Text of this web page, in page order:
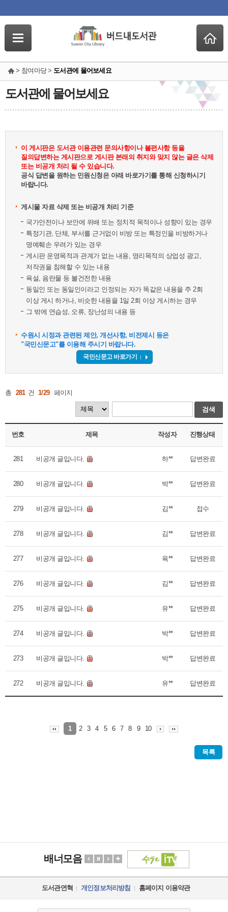
> 참여마당 > 도서관에 물어보세요
도서관에 물어보세요
이 게시판은 도서관 이용관련 문의사항이나 불편사항 등을
질의답변하는 게시판으로 게시판 본래의 취지와 맞지 않는 글은 삭제
또는 비공개 처리 될 수 있습니다.
공식 답변을 원하는 민원신청은 아래 바로가기를 통해 신청하시기
바랍니다.
게시물 자료 삭제 또는 비공개 처리 기준
국가안전이나 보안에 위배 또는 정치적 목적이나 성향이 있는 경우
특정기관, 단체, 부서를 근거없이 비방 또는 특정인을 비방하거나
명예훼손 우려가 있는 경우
게시판 운영목적과 관계가 없는 내용, 영리목적의 상업성 광고,
저작권을 침해할 수 있는 내용
욕설, 음란물 등 불건전한 내용
동일인 또는 동일인이라고 인정되는 자가 똑같은 내용을 주 2회
이상 게시 하거나, 비슷한 내용을 1일 2회 이상 게시하는 경우
그 밖에 연습성, 오류, 장난성의 내용 등
수원시 시정과 관련된 제안, 개선사항, 비전제시 등은
"국민신문고"를 이용해 주시기 바랍니다.
국민신문고 바로가기
총 281 건 1/29 페이지
검색
번호 제목 작성자 진행상태
281 비공개 글입니다. 하** 답변완료
280 비공개 글입니다. 박** 답변완료
279 비공개 글입니다. 김** 접수
278 비공개 글입니다. 김** 답변완료
277 비공개 글입니다. 육** 답변완료
276 비공개 글입니다. 김** 답변완료
275 비공개 글입니다. 유** 답변완료
274 비공개 글입니다. 박** 답변완료
273 비공개 글입니다. 박** 답변완료
272 비공개 글입니다. 유** 답변완료
1 2 3 4 5 6 7 8 9 10
목록
배너모음
도서관연혁 개인정보처리방침 홈페이지 이용약관